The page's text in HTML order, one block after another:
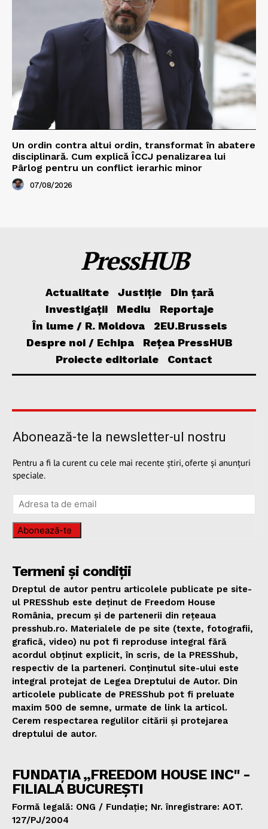
Un ordin contra altui ordin, transformat în abatere
disciplinară. Cum explică ÎCCJ penalizarea lui
Pârlog pentru un conflict ierarhic minor
07/08/2026
PressHUB
Actualitate Justiție
Din țară
Investigații
Mediu
Reportaje
În lume / R. Moldova
2EU.Brussels
Despre noi / Echipa
Rețea PressHUB
Proiecte editoriale
Contact
Abonează-te la newsletter-ul nostru
Pentru a fi la curent cu cele mai recente știri, oferte și anunțuri
speciale.
Abonează-te
Termeni și condiții
Dreptul de autor pentru articolele publicate pe site-
ul PRESShub este deținut de Freedom House
România, precum și de partenerii din rețeaua
presshub.ro. Materialele de pe site (texte, fotografii,
grafică, video) nu pot fi reproduse integral fără
acordul obținut explicit, în scris, de la PRESShub,
respectiv de la parteneri. Conținutul site-ului este
integral protejat de Legea Dreptului de Autor. Din
articolele publicate de PRESShub pot fi preluate
maxim 500 de semne, urmate de link la articol.
Cerem respectarea regulilor citării și protejarea
dreptului de autor.
FUNDAȚIA „FREEDOM HOUSE INC" -
FILIALA BUCUREȘTI
Formă legală: ONG / Fundație; Nr. înregistrare: AOT.
127/PJ/2004